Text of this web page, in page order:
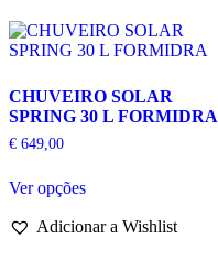
may
be
on
the
CHUVEIRO SOLAR
SPRING 30 L FORMIDRA
€ 649,00
Ver opçõesproduct
multiple
Adicionar a Wishlist